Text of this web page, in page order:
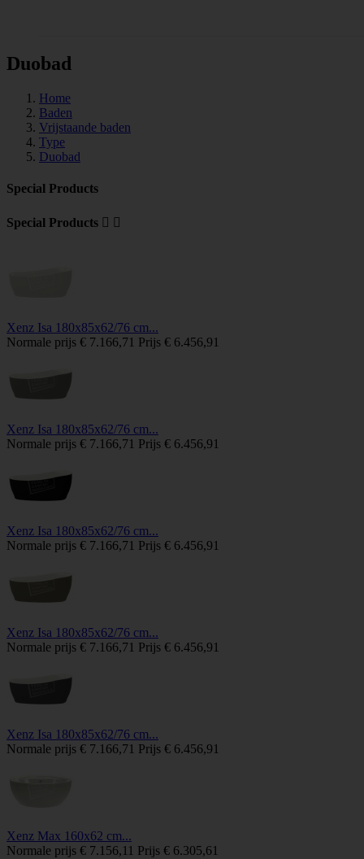
Duobad
Home
Baden
Vrijstaande baden
Type
Duobad
Special Products
Special Products  
Xenz Isa 180x85x62/76 cm...
Normale prijs € 7.166,71 Prijs € 6.456,91
Xenz Isa 180x85x62/76 cm...
Normale prijs € 7.166,71 Prijs € 6.456,91
Xenz Isa 180x85x62/76 cm...
Normale prijs € 7.166,71 Prijs € 6.456,91
Xenz Isa 180x85x62/76 cm...
Normale prijs € 7.166,71 Prijs € 6.456,91
Xenz Isa 180x85x62/76 cm...
Normale prijs € 7.166,71 Prijs € 6.456,91
Xenz Max 160x62 cm...
Normale prijs € 7.156,11 Prijs € 6.305,61